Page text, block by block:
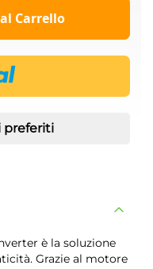
Carrello
preferiti
è la soluzione
Grazie al motore